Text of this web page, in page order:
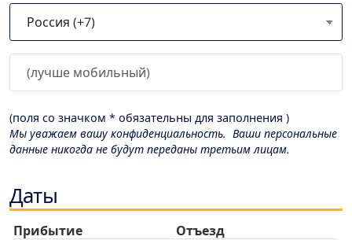
(поля со значком * обязательны для заполнения )
Мы уважаем вашу конфиденциальность. Ваши персональные
данные никогда не будут переданы третьим лицам.
Даты
Прибытие Отъезд